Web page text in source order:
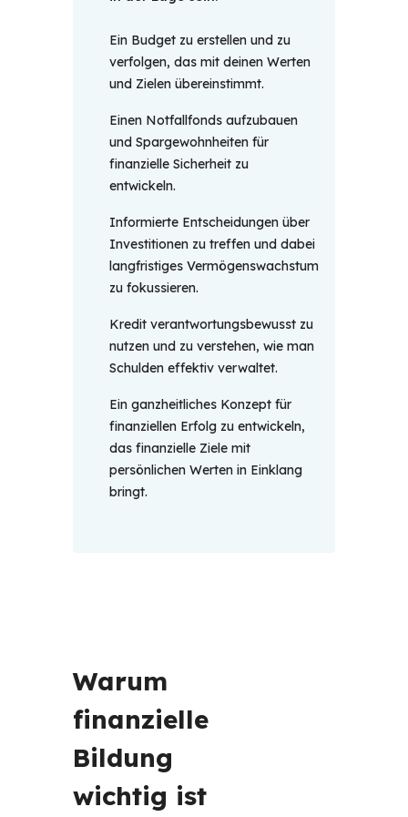
Ein Budget zu erstellen und zu
verfolgen, das mit deinen Werten
und Zielen übereinstimmt.
Einen Notfallfonds aufzubauen
und Spargewohnheiten für
finanzielle Sicherheit zu
entwickeln.
Informierte Entscheidungen über
Investitionen zu treffen und dabei
langfristiges Vermögenswachstum
zu fokussieren.
Kredit verantwortungsbewusst zu
nutzen und zu verstehen, wie man
Schulden effektiv verwaltet.
Ein ganzheitliches Konzept für
finanziellen Erfolg zu entwickeln,
das finanzielle Ziele mit
persönlichen Werten in Einklang
bringt.
Warum
finanzielle
Bildung
wichtig ist